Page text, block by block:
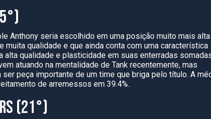
Anthony seria escolhido em uma posição muito mais
qualidade e que ainda conta com uma característica
alta qualidade e plasticidade em suas enterradas
atuando na mentalidade de Tank recentemente, mas
peça importante de um time que briga pelo título. A
de arremessos em 39.4%.
(21°)